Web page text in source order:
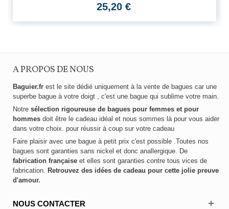
25,20 €
A PROPOS DE NOUS
Baguier.fr est le site dédié uniquement à la vente de bagues car une
superbe bague à votre doigt , c'est une bague qui sublime votre main.
Notre sélection rigoureuse de bagues pour femmes et pour
hommes doit être le cadeau idéal et nous sommes là pour vous aider
dans votre choix. pour réussir à coup sur votre cadeau
Faire plaisir avec une bague à petit prix c'est possible .Toutes nos
bagues sont garanties sans nickel et donc anallergique. De
fabrication française et elles sont garanties contre tous vices de
fabrication. Retrouvez des idées de cadeau pour cette jolie preuve
d'amour.
NOUS CONTACTER